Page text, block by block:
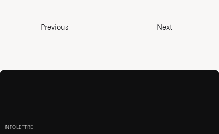
Previous Next
INFOLETTRE